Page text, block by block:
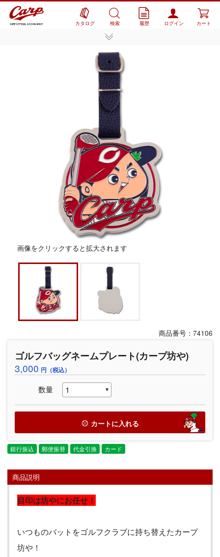
CARP OFFICIAL GOODS SHOP カタログ 検索 履歴 ログイン カート
画像をクリックすると拡大されます
商品番号：74106
ゴルフバッグネームプレート(カープ坊や)
3,000 円（税込）
数量
カートに入れる
銀行振込 郵便振替 代金引換 カード
商品説明
目印は坊やにお任せ！
いつものバットをゴルフクラブに持ち替えたカープ
坊や！